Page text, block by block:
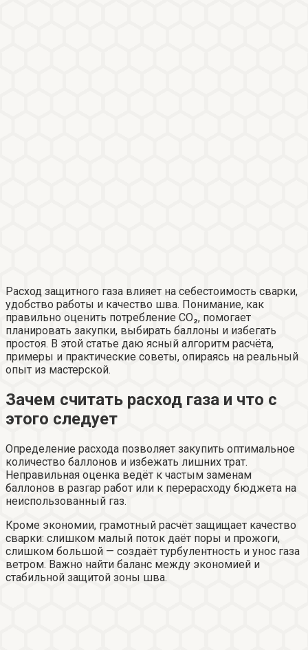
Расход защитного газа влияет на себестоимость сварки,
удобство работы и качество шва. Понимание, как
правильно оценить потребление CO₂, помогает
планировать закупки, выбирать баллоны и избегать
простоя. В этой статье даю ясный алгоритм расчёта,
примеры и практические советы, опираясь на реальный
опыт из мастерской.
Зачем считать расход газа и что с
этого следует
Определение расхода позволяет закупить оптимальное
количество баллонов и избежать лишних трат.
Неправильная оценка ведёт к частым заменам
баллонов в разгар работ или к перерасходу бюджета на
неиспользованный газ.
Кроме экономии, грамотный расчёт защищает качество
сварки: слишком малый поток даёт поры и прожоги,
слишком большой — создаёт турбулентность и унос газа
ветром. Важно найти баланс между экономией и
стабильной защитой зоны шва.